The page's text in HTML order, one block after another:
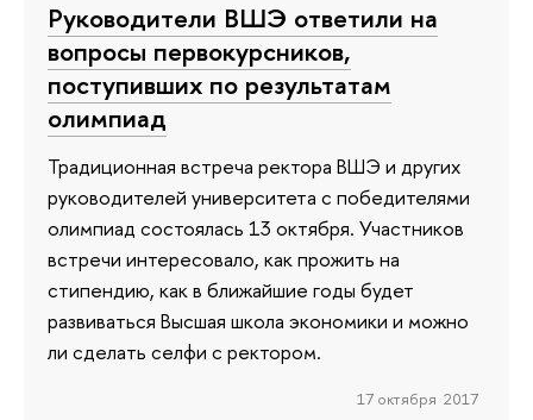
Руководители ВШЭ ответили на
вопросы первокурсников,
поступивших по результатам
олимпиад
Традиционная встреча ректора ВШЭ и других
руководителей университета с победителями
олимпиад состоялась 13 октября. Участников
встречи интересовало, как прожить на
стипендию, как в ближайшие годы будет
развиваться Высшая школа экономики и можно
ли сделать селфи с ректором.
17 октября 2017